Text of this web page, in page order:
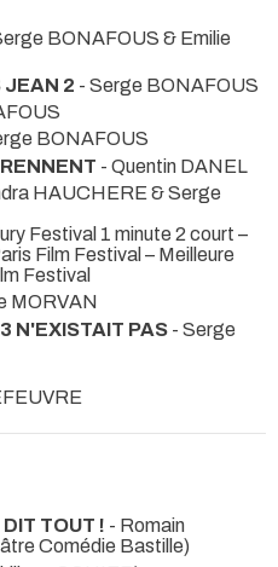
BONAFOUS & Emilie
JEAN 2 - Serge BONAFOUS
BONAFOUS
- Quentin DANEL
HAUCHERE & Serge
Festival 1 minute 2 court –
Film Festival – Meilleure
Festival
MORVAN
N'EXISTAIT PAS - Serge
DIT TOUT ! - Romain
Comédie Bastille)